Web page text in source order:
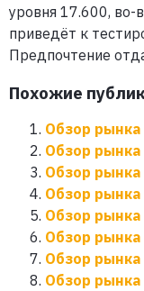
уровня 17.600, во-
приведёт к
Предпочтение
Похожие
Обзор рынка
Обзор рынка
Обзор рынка
Обзор рынка
Обзор рынка
Обзор рынка
Обзор рынка
Обзор рынка